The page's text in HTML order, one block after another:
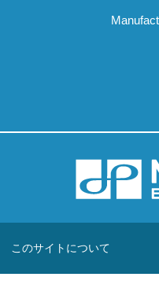
このサイトについて